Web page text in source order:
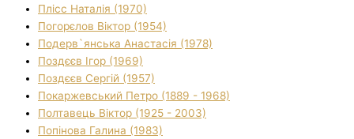
Плісс Наталія (1970)
Погорєлов Віктор (1954)
Подерв`янська Анастасія (1978)
Поздєєв Ігор (1969)
Поздєєв Сергій (1957)
Покаржевський Петро (1889 - 1968)
Полтавець Віктор (1925 - 2003)
Попінова Галина (1983)